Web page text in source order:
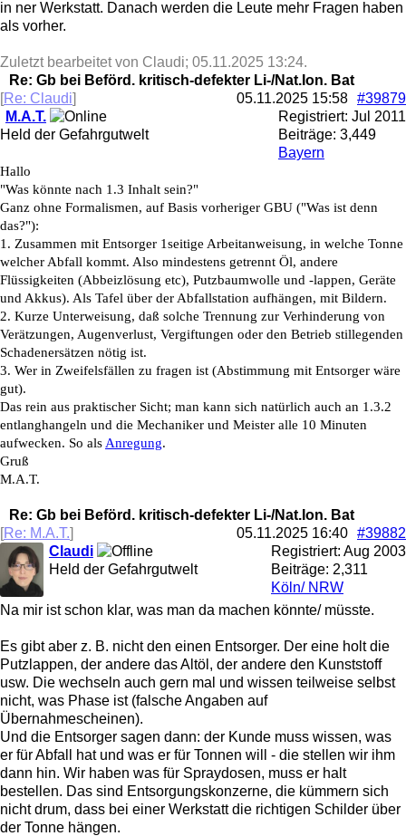
in ner Werkstatt. Danach werden die Leute mehr Fragen haben
als vorher.
Zuletzt bearbeitet von Claudi; 05.11.2025 13:24.
Re: Gb bei Beförd. kritisch-defekter Li-/Nat.Ion. Bat
[Re: Claudi] #39879
05.11.2025 15:58
Registriert: Jul 2011
Beiträge: 3,449
Bayern
M.A.T.
Held der Gefahrgutwelt
Hallo
"Was könnte nach 1.3 Inhalt sein?"
Ganz ohne Formalismen, auf Basis vorheriger GBU ("Was ist denn
das?"):
1. Zusammen mit Entsorger 1seitige Arbeitanweisung, in welche Tonne
welcher Abfall kommt. Also mindestens getrennt Öl, andere
Flüssigkeiten (Abbeizlösung etc), Putzbaumwolle und -lappen, Geräte
und Akkus). Als Tafel über der Abfallstation aufhängen, mit Bildern.
2. Kurze Unterweisung, daß solche Trennung zur Verhinderung von
Verätzungen, Augenverlust, Vergiftungen oder den Betrieb stillegenden
Schadenersätzen nötig ist.
3. Wer in Zweifelsfällen zu fragen ist (Abstimmung mit Entsorger wäre
gut).
Das rein aus praktischer Sicht; man kann sich natürlich auch an 1.3.2
entlanghangeln und die Mechaniker und Meister alle 10 Minuten
aufwecken. So als Anregung.
Gruß
M.A.T.
Re: Gb bei Beförd. kritisch-defekter Li-/Nat.Ion. Bat
[Re: M.A.T.] #39882
05.11.2025 16:40
Registriert: Aug 2003
Beiträge: 2,311
Köln/ NRW
Claudi
Held der Gefahrgutwelt
Na mir ist schon klar, was man da machen könnte/ müsste.
Es gibt aber z. B. nicht den einen Entsorger. Der eine holt die
Putzlappen, der andere das Altöl, der andere den Kunststoff
usw. Die wechseln auch gern mal und wissen teilweise selbst
nicht, was Phase ist (falsche Angaben auf
Übernahmescheinen).
Und die Entsorger sagen dann: der Kunde muss wissen, was
er für Abfall hat und was er für Tonnen will - die stellen wir ihm
dann hin. Wir haben was für Spraydosen, muss er halt
bestellen. Das sind Entsorgungskonzerne, die kümmern sich
nicht drum, dass bei einer Werkstatt die richtigen Schilder über
der Tonne hängen.